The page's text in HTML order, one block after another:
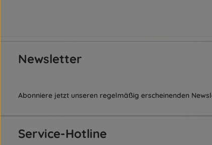
Newsletter
Abonniere jetzt unseren regelmäßig erscheinenden
Service-Hotline